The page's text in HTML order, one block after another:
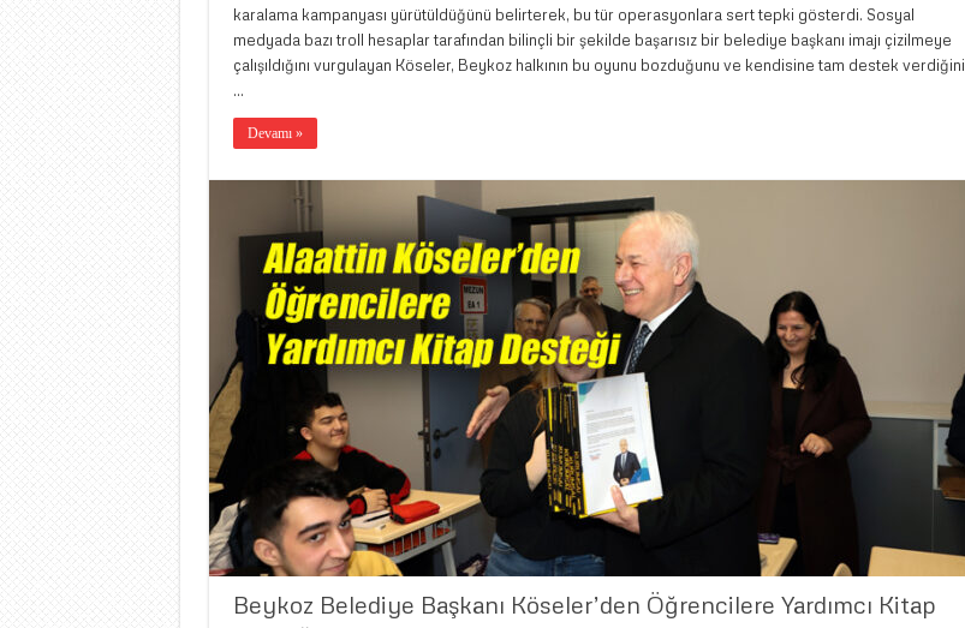
karalama kampanyası yürütüldüğünü belirterek, bu tür operasyonlara sert tepki gösterdi. Sosyal
medyada bazı troll hesaplar tarafından bilinçli bir şekilde başarısız bir belediye başkanı imajı çizilmeye
çalışıldığını vurgulayan Köseler, Beykoz halkının bu oyunu bozduğunu ve kendisine tam destek verdiğini
…
Devamı »
Beykoz Belediye Başkanı Köseler’den Öğrencilere Yardımcı Kitap